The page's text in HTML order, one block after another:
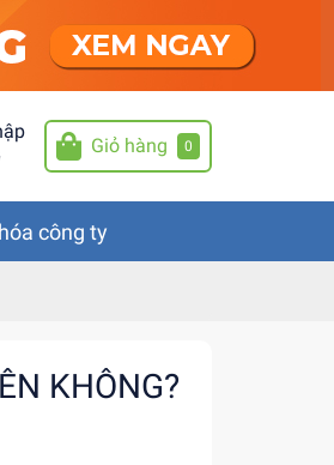
Giỏ hàng 0
công ty
KHÔNG?